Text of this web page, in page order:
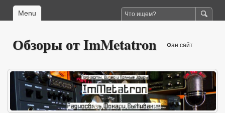
Menu
Обзоры от ImMetatron Фан сайт